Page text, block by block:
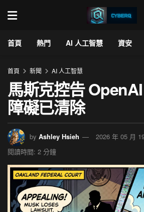
首頁 熱門 AI 人工智慧 資安
首頁 新聞 AI 人工智慧
馬斯克控告
障礙已清除
by Ashley Hsieh
2026 年 05 月
閱讀時間: 2 分鐘